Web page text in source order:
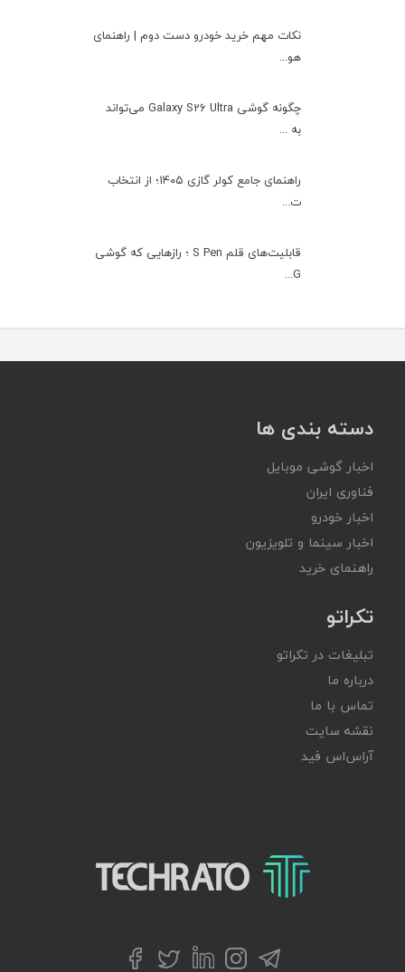
نکات مهم خرید خودرو دست دوم | راهنمای
هو...
چگونه گوشی Galaxy S26 Ultra می‌تواند
به ...
راهنمای جامع کولر گازی ۱۴۰۵؛ از انتخاب
ت...
قابلیت‌های قلم S Pen ؛ رازهایی که گوشی
G...
دسته بندی ها
اخبار گوشی موبایل
فناوری ایران
اخبار خودرو
اخبار سینما و تلویزیون
راهنمای خرید
تکراتو
تبلیغات در تکراتو
درباره ما
تماس با ما
نقشه سایت
آر‌اس‌اس فید
تکراتو – زندگی با تکنولوژی
تلگراماینستاگرام
لینکداینتوییترفیسبوک